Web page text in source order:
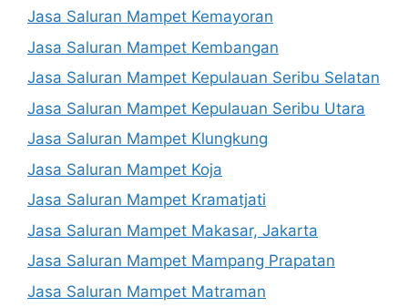
Jasa Saluran Mampet Kemayoran
Jasa Saluran Mampet Kembangan
Jasa Saluran Mampet Kepulauan Seribu Selatan
Jasa Saluran Mampet Kepulauan Seribu Utara
Jasa Saluran Mampet Klungkung
Jasa Saluran Mampet Koja
Jasa Saluran Mampet Kramatjati
Jasa Saluran Mampet Makasar, Jakarta
Jasa Saluran Mampet Mampang Prapatan
Jasa Saluran Mampet Matraman